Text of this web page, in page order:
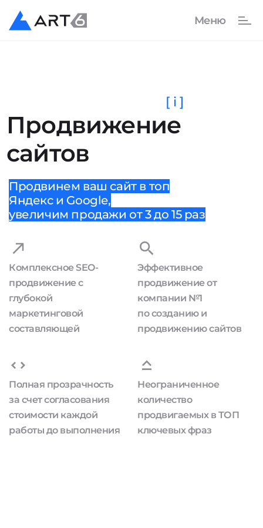
Продвижение
сайтов
[ i ]
Продвинем ваш сайт в топ
Яндекс и Google,
увеличим продажи от 3 до 15 раз
Комплексное SEO-
продвижение с
глубокой
маркетинговой
составляющей
Эффективное
продвижение от
компании №1
по созданию и
продвижению сайтов
Полная прозрачность
за счет согласования
стоимости каждой
работы до выполнения
Неограниченное
количество
продвигаемых в ТОП
ключевых фраз